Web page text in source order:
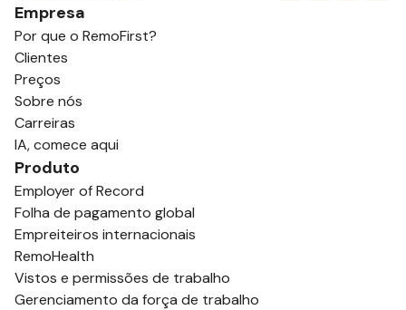
Empresa
Por que o RemoFirst?
Clientes
Preços
Sobre nós
Carreiras
IA, comece aqui
Produto
Employer of Record
Folha de pagamento global
Empreiteiros internacionais
RemoHealth
Vistos e permissões de trabalho
Gerenciamento da força de trabalho